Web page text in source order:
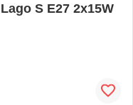
S E27 2x15W